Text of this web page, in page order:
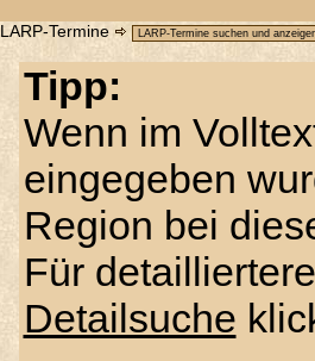
LARP-Termine
Tipp:
Wenn im
eingegeben
Region bei
Für
Detailsuche